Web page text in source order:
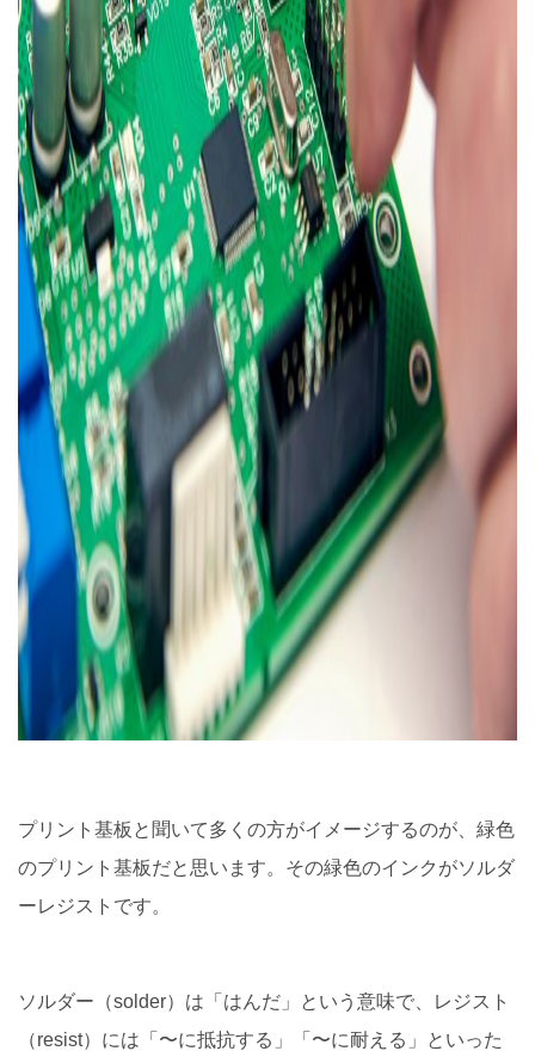
プリント基板と聞いて多くの方がイメージするのが、緑色
のプリント基板だと思います。その緑色のインクがソルダ
ーレジストです。
ソルダー（solder）は「はんだ」という意味で、レジスト
（resist）には「〜に抵抗する」「〜に耐える」といった